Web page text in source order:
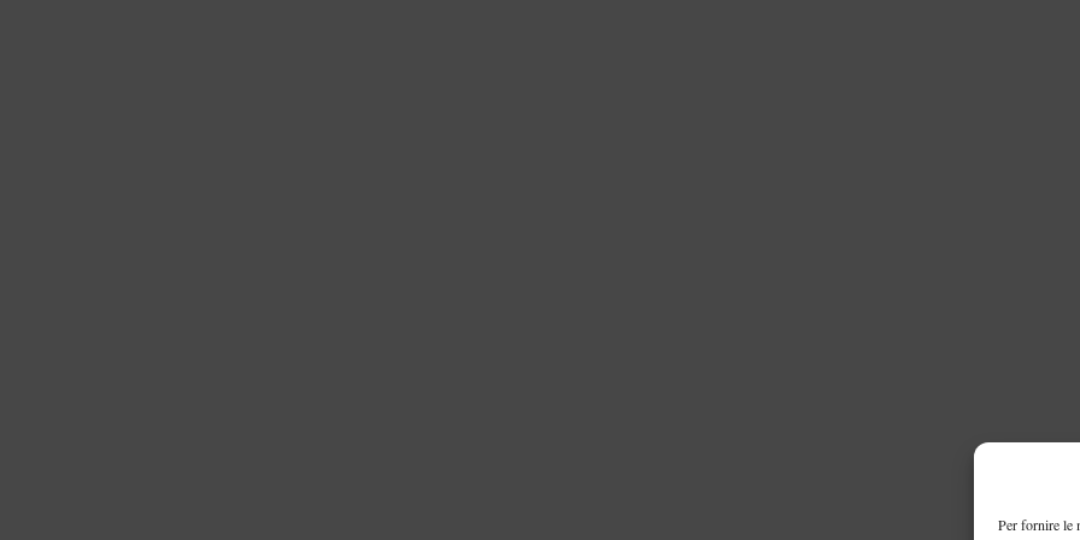
Per fornire le